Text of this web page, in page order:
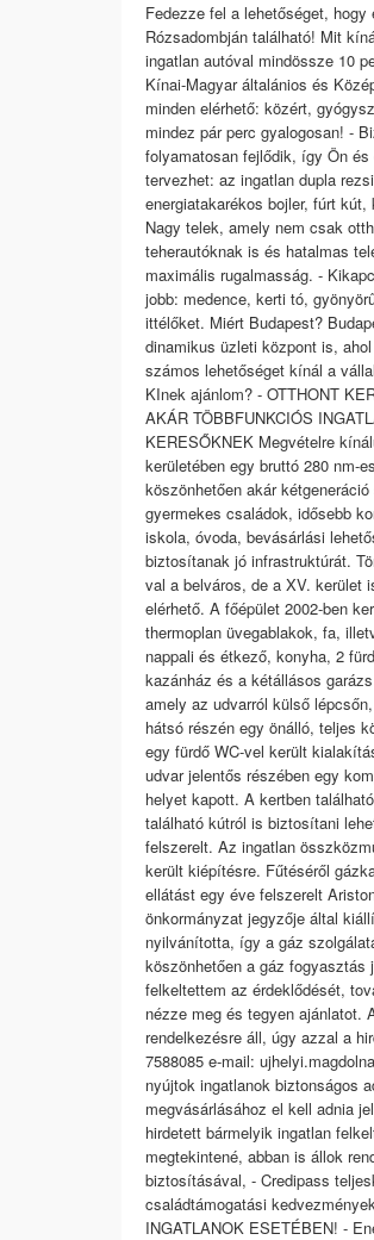
Fedezze fel a lehetőséget,
Rózsadombján található! Mit
ingatlan autóval mindössze 10
Kínai-Magyar általánios és
minden elérhető: közért,
mindez pár perc gyalogosan! -
folyamatosan fejlődik, így Ön
tervezhet: az ingatlan dupla
energiatakarékos bojler, fúrt
Nagy telek, amely nem csak
teherautóknak is és hatalmas
maximális rugalmasság. -
jobb: medence, kerti tó,
ittélőket. Miért Budapest?
dinamikus üzleti központ is,
számos lehetőséget kínál a
KInek ajánlom? - OTTHONT
AKÁR TÖBBFUNKCIÓS
KERESŐKNEK Megvételre
kerületében egy bruttó 280 nm-
köszönhetően akár
gyermekes családok, idősebb
iskola, óvoda, bevásárlási
biztosítanak jó infrastruktúrát.
val a belváros, de a XV. kerület
elérhető. A főépület 2002-ben
thermoplan üvegablakok, fa,
nappali és étkező, konyha, 2
kazánház és a kétállásos
amely az udvarról külső
hátsó részén egy önálló, teljes
egy fürdő WC-vel került
udvar jelentős részében egy
helyet kapott. A kertben
található kútról is biztosítani
felszerelt. Az ingatlan
került kiépítésre. Fűtéséről
ellátást egy éve felszerelt
önkormányzat jegyzője által
nyilvánította, így a gáz
köszönhetően a gáz
felkeltettem az érdeklődését,
nézze meg és tegyen ajánlatot.
rendelkezésre áll, úgy azzal a
7588085 e-mail:
nyújtok ingatlanok biztonságos
megvásárlásához el kell adnia
hirdetett bármelyik ingatlan
megtekintené, abban is állok
biztosításával, - Credipass
családtámogatási
INGATLANOK ESETÉBEN! -